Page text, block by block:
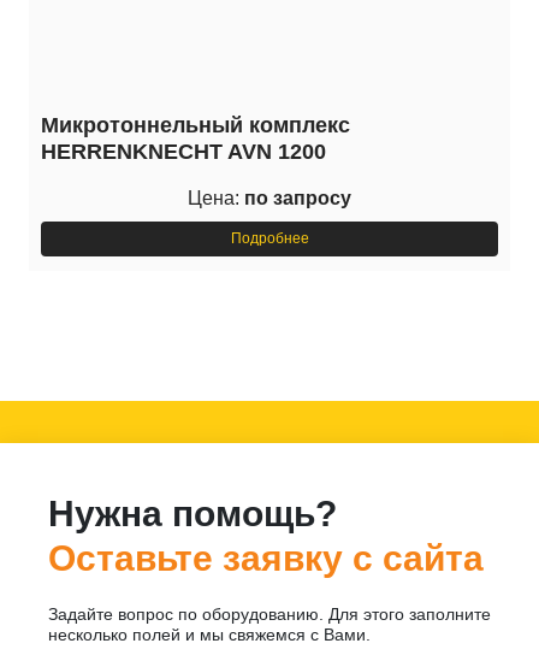
Микротоннельный комплекс
HERRENKNECHT AVN 1200
Цена: по запросу
Подробнее
Нужна помощь?
Оставьте заявку с сайта
Задайте вопрос по оборудованию. Для этого заполните
несколько полей и мы свяжемся с Вами.